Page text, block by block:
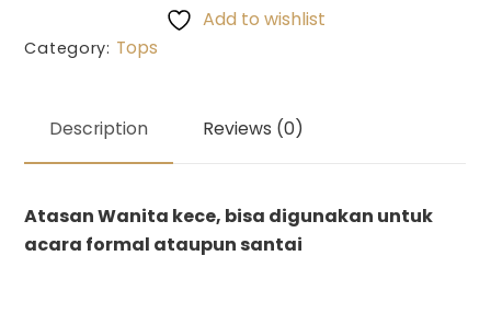
Add to wishlist
Category: Tops
Description Reviews (0)
Atasan Wanita kece, bisa digunakan untuk
acara formal ataupun santai